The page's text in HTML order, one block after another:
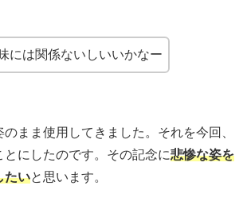
には関係ないしいいかなー
まま使用してきました。それを今回、
にしたのです。その記念に悲惨な姿を
たいと思います。